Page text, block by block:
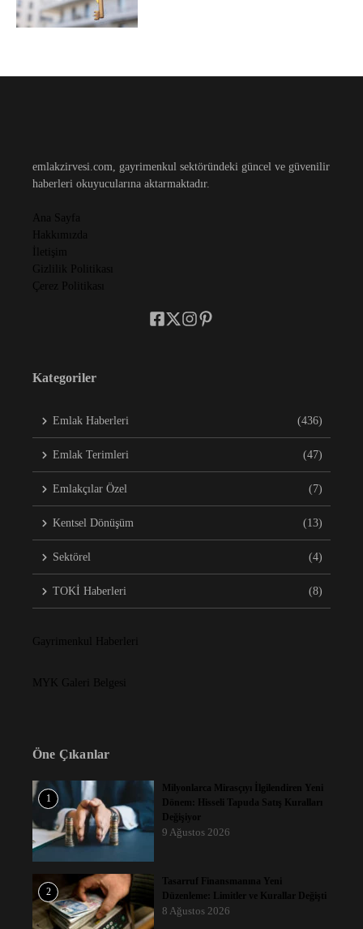
emlakzirvesi.com, gayrimenkul sektöründeki güncel ve güvenilir
haberleri okuyucularına aktarmaktadır.
Ana Sayfa
Hakkımızda
İletişim
Gizlilik Politikası
Çerez Politikası
Kategoriler
Emlak Haberleri (436)
Emlak Terimleri (47)
Emlakçılar Özel (7)
Kentsel Dönüşüm (13)
Sektörel (4)
TOKİ Haberleri (8)
Gayrimenkul Haberleri
MYK Galeri Belgesi
Öne Çıkanlar
1
Milyonlarca Mirasçıyı İlgilendiren Yeni
Dönem: Hisseli Tapuda Satış Kuralları
Değişiyor
9 Ağustos 2026
2
Tasarruf Finansmanına Yeni
Düzenleme: Limitler ve Kurallar Değişti
8 Ağustos 2026